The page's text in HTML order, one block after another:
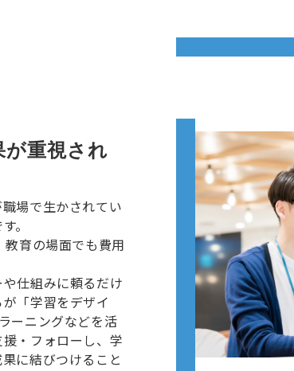
が重視され
場で生かされてい
。
教育の場面でも費用
仕組みに頼るだけ
「学習をデザイ
ーニングなどを活
・フォローし、学
に結びつけること